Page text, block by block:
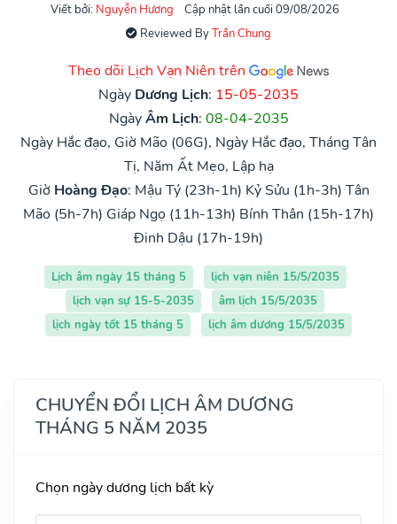
Viết bởi: Nguyễn Hương
Cập nhật lần cuối 09/08/2026
Reviewed ByTrần Chung
Theo dõi Lịch Vạn Niên trên
Ngày Dương Lịch: 15-05-2035
NgàyÂm Lịch: 08-04-2035
Ngày Hắc đạo, Giờ Mão (06G), Ngày Hắc đạo, Tháng Tân
Tị, Năm Ất Mẹo, Lập hạ
Giờ Hoàng Đạo: Mậu Tý (23h-1h) Kỷ Sửu (1h-3h) Tân
Mão (5h-7h) Giáp Ngọ (11h-13h) Bính Thân (15h-17h)
Đinh Dậu (17h-19h)
Lịch âm ngày 15 tháng 5
lịch vạn niên 15/5/2035
lịch vạn sự 15-5-2035
âm lịch 15/5/2035
lịch ngày tốt 15 tháng 5
lịch âm dương 15/5/2035
CHUYỂN ĐỔI LỊCH ÂM DƯƠNG
THÁNG 5 NĂM 2035
Chọn ngày dương lịch bất kỳ